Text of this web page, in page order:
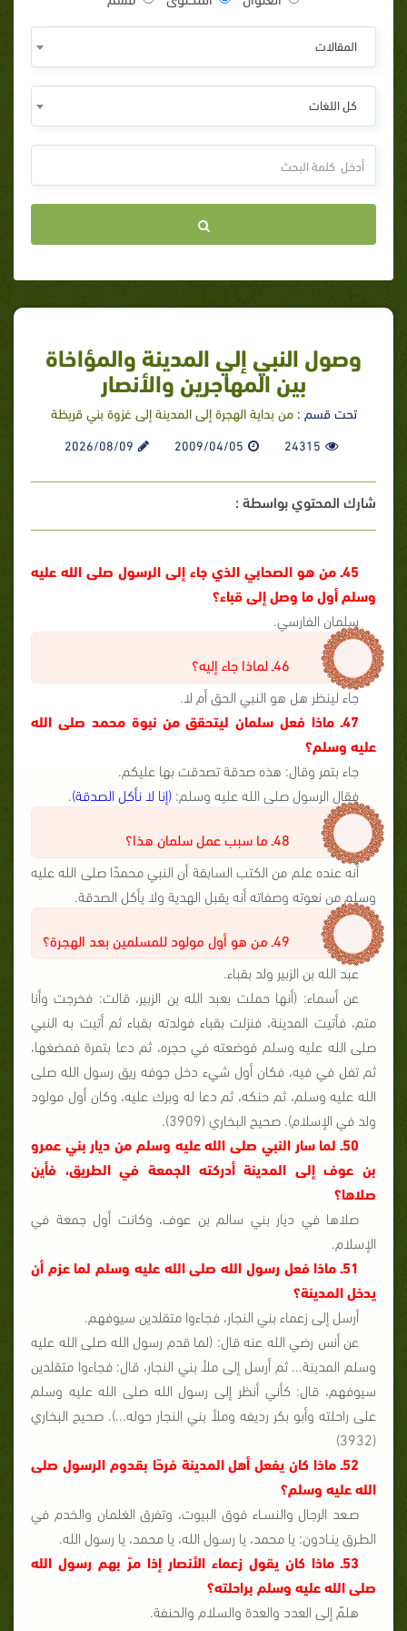
المقالات
كل اللغات
وصول النبي إلي المدينة والمؤاخاة
بين المهاجرين والأنصار
تحت قسم :من بداية الهجرة إلى المدينة إلى غزوة بني قريظة
24315
2009/04/05
2026/08/09
شارك المحتوي بواسطة :
45ـ من هو الصحابي الذي جاء إلى الرسول صلى الله عليه
وسلم أول ما وصل إلى قباء؟
سلمان الفارسي.
46ـ لماذا جاء إليه؟
جاء لينظر هل هو النبي الحق أم لا.
47ـ ماذا فعل سلمان ليتحقق من نبوة محمد صلى الله
عليه وسلم؟
جاء بتمر وقال: هذه صدقة تصدقت بها عليكم.
فقال الرسول صلى الله عليه وسلم: (إنا لا نأكل الصدقة).
48ـ ما سبب عمل سلمان هذا؟
أنه عنده علم من الكتب السابقة أن النبي محمدًا صلى الله عليه
وسلم من نعوته وصفاته أنه يقبل الهدية ولا يأكل الصدقة.
49ـ من هو أول مولود للمسلمين بعد الهجرة؟
عبد الله بن الزبير ولد بقباء.
عن أسماء: (أنها حملت بعبد الله بن الزبير، قالت: فخرجت وأنا
متم، فأتيت المدينة، فنزلت بقباء فولدته بقباء ثم أتيت به النبي
صلى الله عليه وسلم فوضعته في حجره، ثم دعا بتمرة فمضغها،
ثم تفل في فيه، فكان أول شيء دخل جوفه ريق رسول الله صلى
الله عليه وسلم، ثم حنكه، ثم دعا له وبرك عليه، وكان أول مولود
ولد في الإسلام). صحيح البخاري (3909).
50ـ لما سار النبي صلى الله عليه وسلم من ديار بني عمرو
بن عوف إلى المدينة أدركته الجمعة في الطريق، فأين
صلاها؟
صلاها في ديار بني سالم بن عوف، وكانت أول جمعة في
الإسلام.
51ـ ماذا فعل رسول الله صلى الله عليه وسلم لما عزم أن
يدخل المدينة؟
أرسل إلى زعماء بني النجار، فجاءوا متقلدين سيوفهم.
عن أنس رضي الله عنه قال: (لما قدم رسول الله صلى الله عليه
وسلم المدينة... ثم أرسل إلى ملأ بني النجار، قال: فجاءوا متقلدين
سيوفهم، قال: كأني أنظر إلى رسول الله صلى الله عليه وسلم
على راحلته وأبو بكر رديفه وملأ بني النجار حوله...). صحيح البخاري
(3932)
52ـ ماذا كان يفعل أهل المدينة فرحًا بقدوم الرسول صلى
الله عليه وسلم؟
صـعد الرجال والنسـاء فوق البيوت، وتفرق الغلمان والخدم في
الطـرق ينـادون: يا محمد، يا رسـول الله، يا محمد، يا رسول الله.
53ـ ماذا كان يقول زعماء الأنصار إذا مرّ بهم رسول الله
صلى الله عليه وسلم براحلته؟
هلمّ إلى العدد والعدة والسلام والحنفة.